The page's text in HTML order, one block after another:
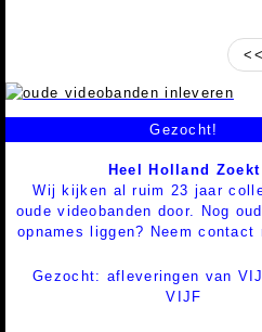
Gezocht!
Heel Holland Zoekt
Wij kijken al ruim 23 jaar
oude videobanden door. Nog
opnames liggen? Neem contact
Gezocht: afleveringen van
VIJF